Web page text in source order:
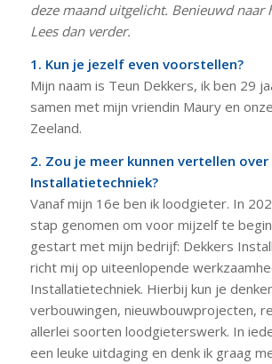
deze maand uitgelicht. Benieuwd naar
Lees dan verder.
1. Kun je jezelf even voorstellen?
Mijn naam is Teun Dekkers, ik ben 29
samen met mijn vriendin Maury en
Zeeland.
2. Zou je meer kunnen vertellen over
Installatietechniek?
Vanaf mijn 16e ben ik loodgieter. In
stap genomen om voor mijzelf te
gestart met mijn bedrijf: Dekkers
richt mij op uiteenlopende
Installatietechniek. Hierbij kun je
verbouwingen, nieuwbouwprojecten,
allerlei soorten loodgieterswerk. In
een leuke uitdaging en denk ik graag